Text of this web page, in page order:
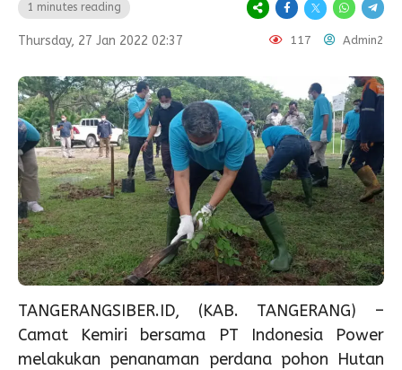
1 minutes reading
Thursday, 27 Jan 2022 02:37 117 Admin2
TANGERANGSIBER.ID, (KAB. TANGERANG) –
Camat Kemiri bersama PT Indonesia Power
melakukan penanaman perdana pohon Hutan